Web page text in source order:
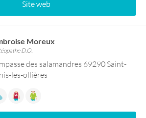
Site web
Moreux
D.O.
des salamandres 69290 Saint-
les-ollières